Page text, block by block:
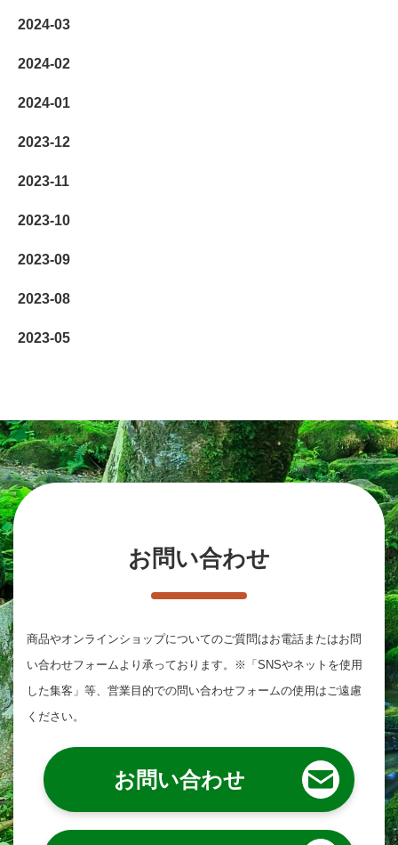
2024-03
2024-02
2024-01
2023-12
2023-11
2023-10
2023-09
2023-08
2023-05
お問い合わせ
商品やオンラインショップについてのご質問はお電話またはお問
い合わせフォームより承っております。 ※「SNSやネットを使用
した集客」等、営業目的での問い合わせフォームの使用はご遠慮
ください。
お問い合わせ